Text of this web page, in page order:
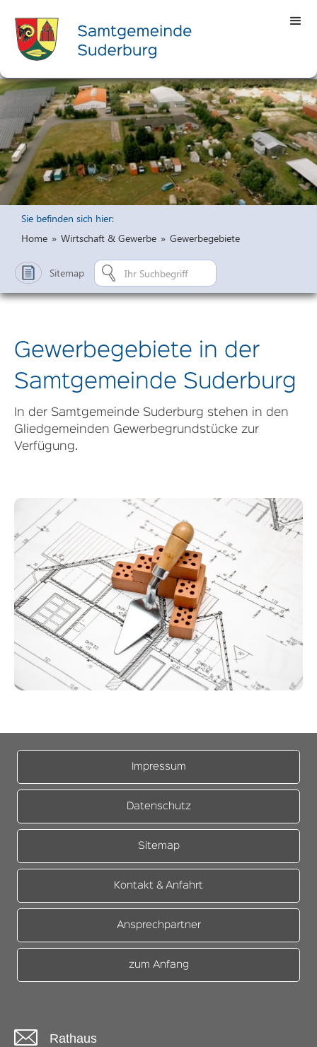
Sie befinden sich hier:
Home » Wirtschaft & Gewerbe » Gewerbegebiete
Sitemap
Gewerbegebiete in der
Samtgemeinde Suderburg
In der Samtgemeinde Suderburg stehen in den
Gliedgemeinden Gewerbegrundstücke zur
Verfügung.
Impressum
Datenschutz
Sitemap
Kontakt & Anfahrt
Ansprechpartner
zum Anfang
Rathaus